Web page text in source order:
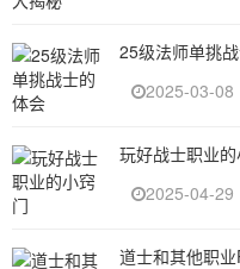
25级法师单挑
2025-03-08
玩好战士职业
2025-04-29
道士和其他职